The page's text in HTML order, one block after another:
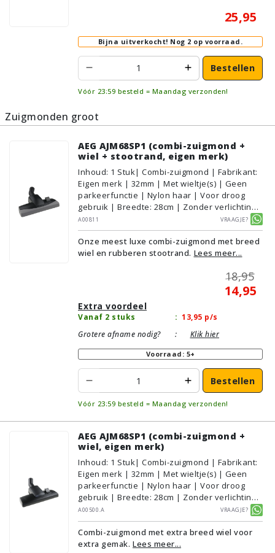
25,95
Bijna uitverkocht! Nog 2 op voorraad.
Bestellen
Vóór 23:59 besteld = Maandag verzonden!
Zuigmonden groot
AEG AJM68SP1 (combi-zuigmond +
wiel + stootrand, eigen merk)
Inhoud: 1 Stuk| Combi-zuigmond | Fabrikant:
Eigen merk | 32mm | Met wieltje(s) | Geen
parkeerfunctie | Nylon haar | Voor droog
gebruik | Breedte: 28cm | Zonder verlichting |
Zonder kliksysteem | Kleur: Grijs, Zwart |
Alternatief | Geschikt voor vloertype:
Plavuizen/Tegels, Parket/Laminaat,
PVC/Vinyl, Tapijt/Vloerbedekking
A00811 Vraagje?
Onze meest luxe combi-zuigmond met breed
wiel en rubberen stootrand. Lees meer...
18,95
14,95
Extra voordeel
Vanaf 2 stuks : 13,95 p/s
Grotere afname nodig?
: Klik hier
Voorraad: 5+
Bestellen
Vóór 23:59 besteld = Maandag verzonden!
AEG AJM68SP1 (combi-zuigmond +
wiel, eigen merk)
Inhoud: 1 Stuk| Combi-zuigmond | Fabrikant:
Eigen merk | 32mm | Met wieltje(s) | Geen
parkeerfunctie | Nylon haar | Voor droog
gebruik | Breedte: 28cm | Zonder verlichting |
Zonder kliksysteem | Zwart | Alternatief |
Geschikt voor vloertype: Plavuizen/Tegels,
Parket/Laminaat, PVC/Vinyl,
Tapijt/Vloerbedekking
A00500.A Vraagje?
Combi-zuigmond met extra breed wiel voor
extra gemak. Lees meer...